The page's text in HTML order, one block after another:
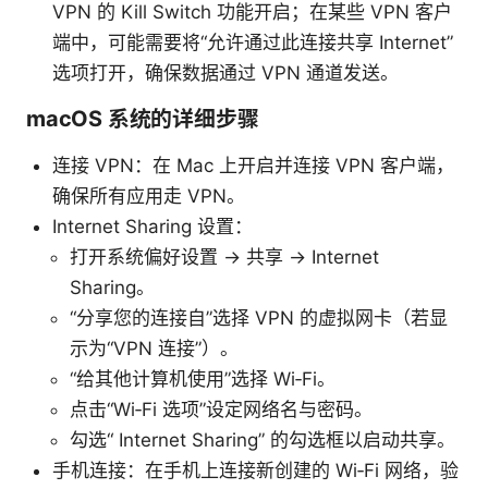
VPN 的 Kill Switch 功能开启；在某些 VPN 客户
端中，可能需要将“允许通过此连接共享 Internet”
选项打开，确保数据通过 VPN 通道发送。
macOS 系统的详细步骤
连接 VPN：在 Mac 上开启并连接 VPN 客户端，
确保所有应用走 VPN。
Internet Sharing 设置：
打开系统偏好设置 -> 共享 -> Internet
Sharing。
“分享您的连接自”选择 VPN 的虚拟网卡（若显
示为“VPN 连接”）。
“给其他计算机使用”选择 Wi‑Fi。
点击“Wi‑Fi 选项”设定网络名与密码。
勾选“ Internet Sharing” 的勾选框以启动共享。
手机连接：在手机上连接新创建的 Wi‑Fi 网络，验